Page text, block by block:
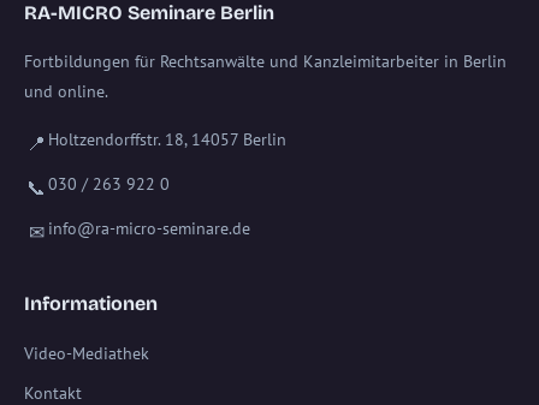
RA-MICRO Seminare Berlin
Fortbildungen für Rechtsanwälte und Kanzleimitarbeiter in Berlin
und online.
📍 Holtzendorffstr. 18, 14057 Berlin
📞 030 / 263 922 0
✉ info@ra-micro-seminare.de
Informationen
Video-Mediathek
Kontakt